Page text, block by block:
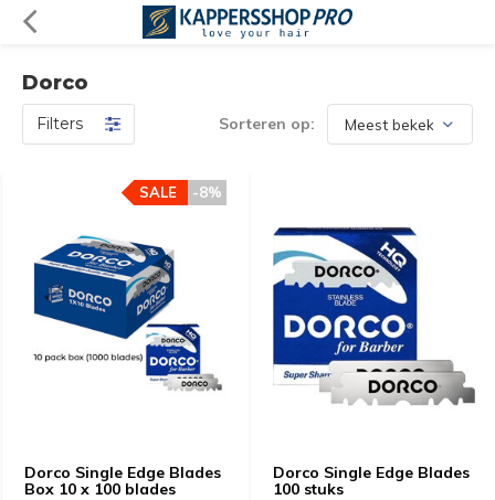
Dorco
Filters Sorteren op:
Dorco Single Edge Blades
Box 10 x 100 blades
-8%
SALE
Dorco Single Edge Blades
100 stuks